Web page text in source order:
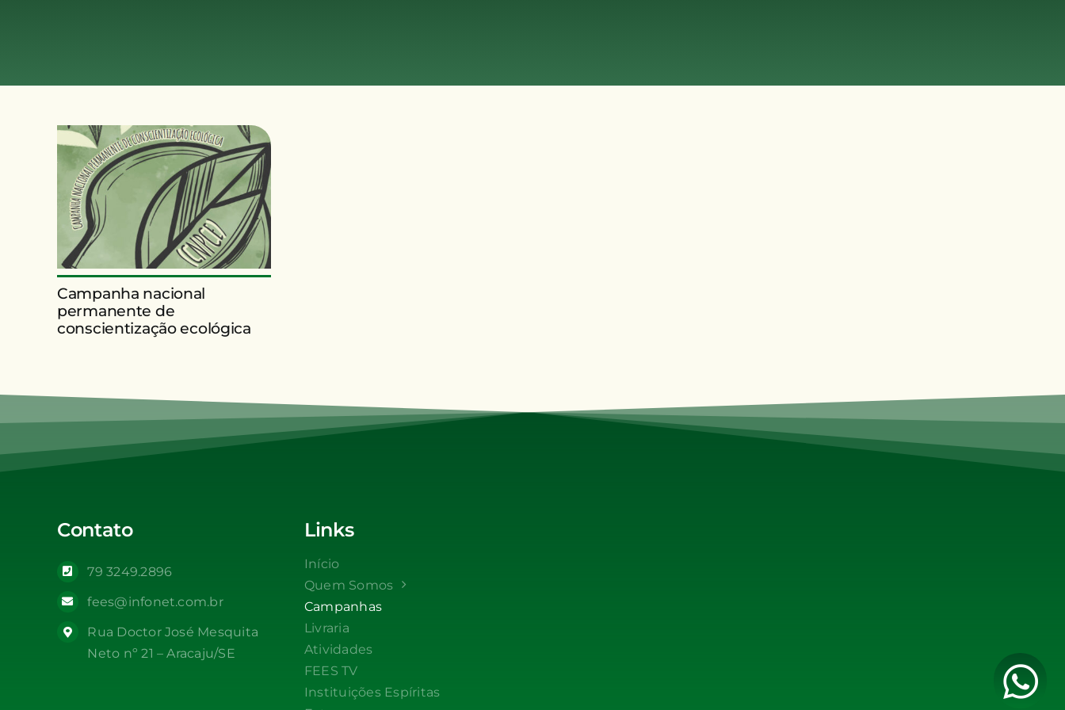
Campanha nacional
permanente de
conscientização ecológica
Contato
79 3249.2896
fees@infonet.com.br
Rua Doctor José Mesquita
Neto nº 21 – Aracaju/SE
Links
Início
Quem Somos
Campanhas
Livraria
Atividades
FEES TV
Instituições Espíritas